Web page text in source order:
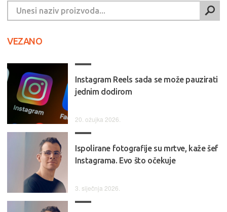
VEZANO
Instagram Reels sada se može pauzirati
jednim dodirom
20. ožujka 2026.
Ispolirane fotografije su mrtve, kaže šef
Instagrama. Evo što očekuje
3. siječnja 2026.